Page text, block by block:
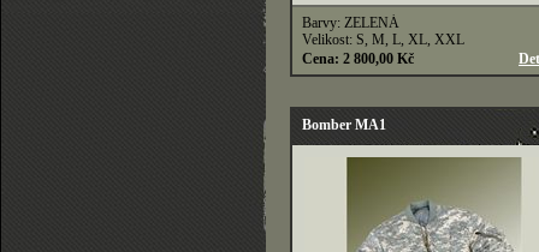
Barvy: ZELENÁ
Velikost: S, M, L, XL, XXL
Cena: 2 800,00 Kč
Bomber MA1